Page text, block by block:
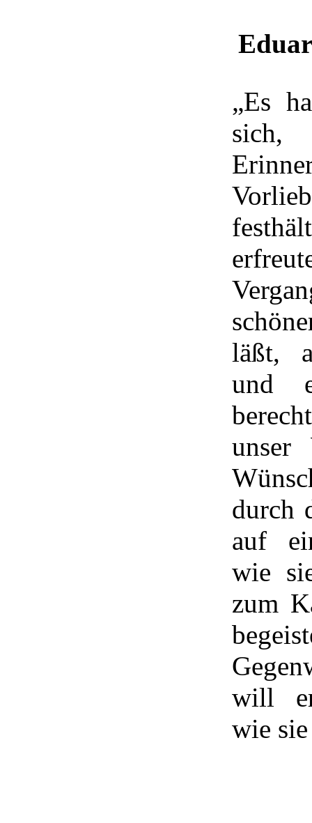
„Es
sich,
läßt,
und
unser
durch
auf
wie
zum
will
wie